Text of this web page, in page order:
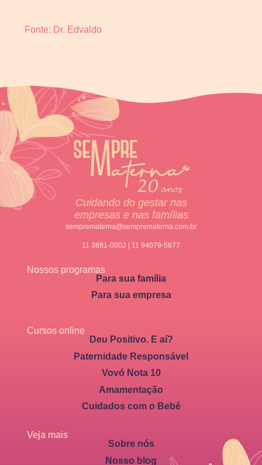
Fonte: Dr. Edvaldo
Cuidando do gestar nas
empresas e nas famílias
semprematerna@semprematerna.com.br
11 3881-0002 | 11 94079-5677
Nossos programas
Para sua família
Para sua empresa
Cursos online
Deu Positivo. E aí?
Paternidade Responsável
Vovó Nota 10
Amamentação
Cuidados com o Bebê
Veja mais
Sobre nós
Nosso blog